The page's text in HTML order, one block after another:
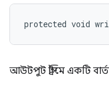
protected void
আউটপুট স্ট্রিমে একটি